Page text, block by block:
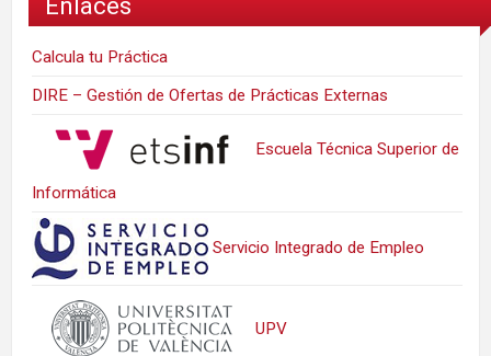
Calcula tu Práctica
DIRE – Gestión de Ofertas de Prácticas Externas
Escuela Técnica Superior de
Informática
Servicio Integrado de Empleo
UPV